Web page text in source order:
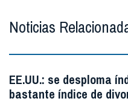
Noticias
EE.UU.: se desploma
bastante índice de